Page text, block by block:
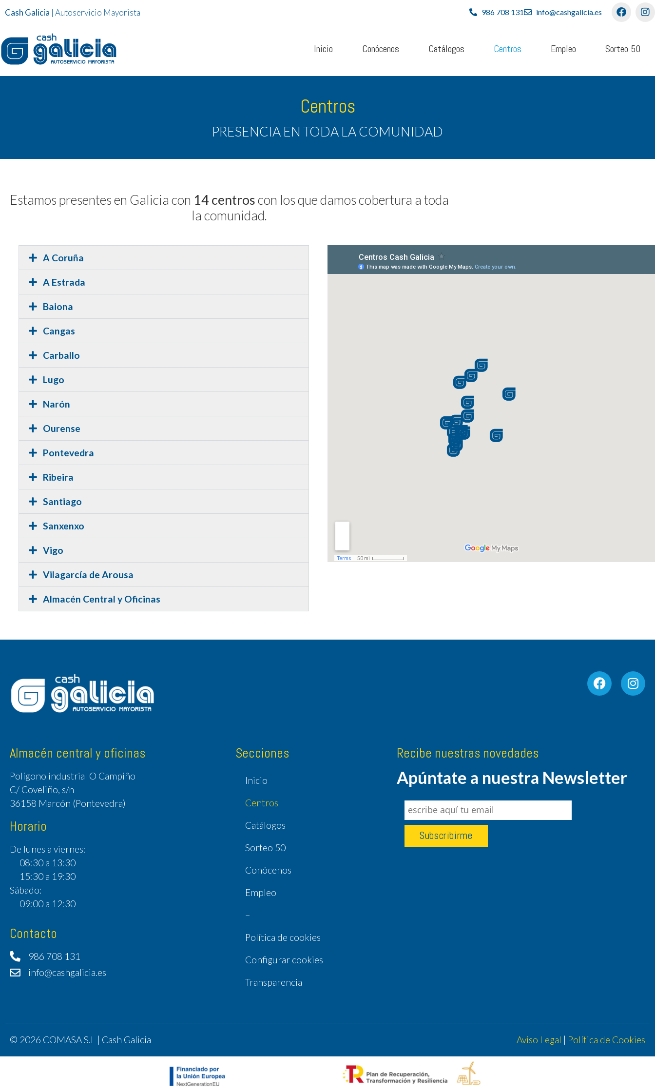
Cash Galicia | Autoservicio Mayorista 986 708 131 info@cashgalicia.es
Inicio Conócenos Catálogos Centros Empleo Sorteo 50
Centros
PRESENCIA EN TODA LA COMUNIDAD
Estamos presentes en Galicia con 14 centroscon los que damos cobertura a toda
la comunidad.
A Coruña
A Estrada
Baiona
Cangas
Carballo
Lugo
Narón
Ourense
Pontevedra
Ribeira
Santiago
Sanxenxo
Vigo
Vilagarcía de Arousa
Almacén Central y Oficinas
Almacén central y oficinas
Polígono industrial O Campiño
C/ Coveliño, s/n
36158 Marcón (Pontevedra)
Horario
De lunes a viernes:
08:30 a 13:30
15:30 a 19:30
Sábado:
09:00 a 12:30
Contacto
986 708 131
info@cashgalicia.es
Secciones
Inicio
Centros
Catálogos
Sorteo 50
Conócenos
Empleo
–
Política de cookies
Configurar cookies
Transparencia
Recibe nuestras novedades
Apúntate a nuestra Newsletter
© 2026 COMASA S.L | Cash Galicia Aviso Legal | Política de Cookies